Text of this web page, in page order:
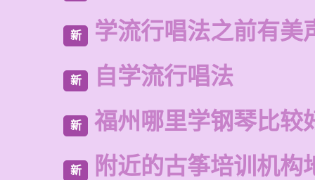
新 学流行唱法之前有美
新 自学流行唱法
新 福州哪里学钢琴比较
新 附近的古筝培训机构